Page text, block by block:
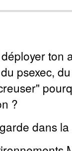
ton
psexec,
?
dans la